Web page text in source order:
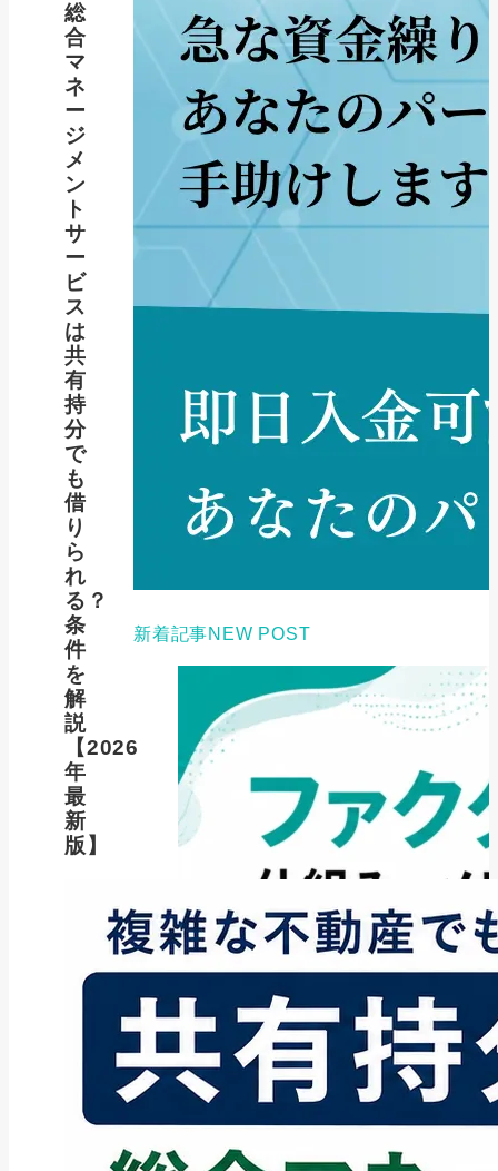
総
合
マ
ネ
ー
ジ
メ
ン
ト
サ
ー
ビ
ス
は
共
有
持
分
で
も
借
り
ら
れ
る？
条
件
を
解
説
【2026
年
最
新
版】
新着記事NEW POST